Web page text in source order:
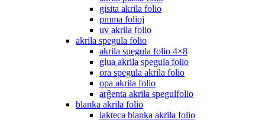
gisita akrila folio
pmma folioj
uv akrila folio
akrila spegula folio
akrila spegula folio 4×8
glua akrila spegula folio
ora spegula akrila folio
opa akrila folio
arĝenta akrila spegulfolio
blanka akrila folio
lakteca blanka akrila folio